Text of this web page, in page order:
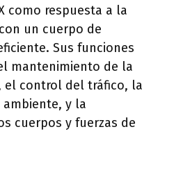
como respuesta a la
un cuerpo de
Sus funciones
mantenimiento de la
el control del tráfico, la
y la
cuerpos y fuerzas de